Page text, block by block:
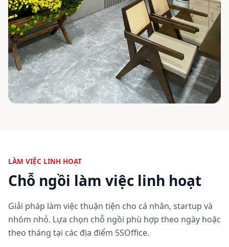
LÀM VIỆC LINH HOẠT
Chỗ ngồi làm việc linh hoạt
Giải pháp làm việc thuận tiện cho cá nhân, startup và
nhóm nhỏ. Lựa chọn chỗ ngồi phù hợp theo ngày hoặc
theo tháng tại các địa điểm 5SOffice.